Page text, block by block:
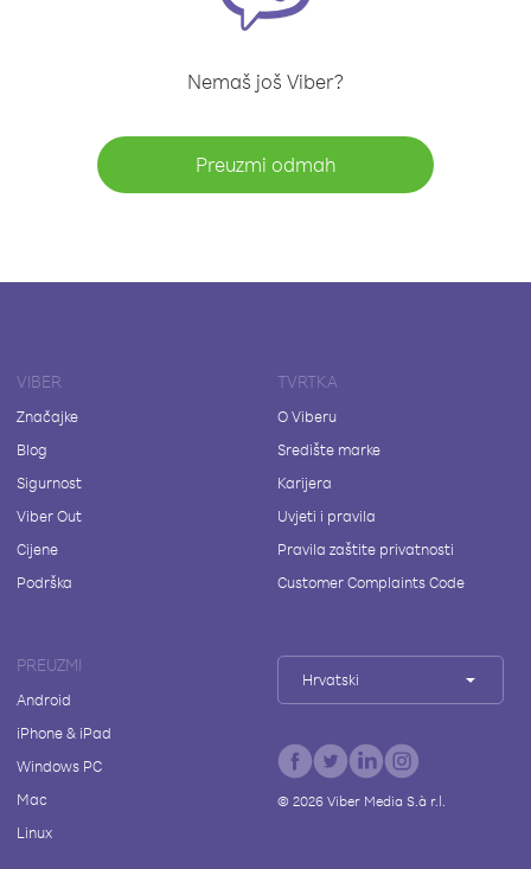
Nemaš još Viber?
Preuzmi odmah
VIBER
Značajke
Blog
Sigurnost
Viber Out
Cijene
Podrška
TVRTKA
O Viberu
Središte marke
Karijera
Uvjeti i pravila
Pravila zaštite privatnosti
Customer Complaints Code
PREUZMI
Android
iPhone & iPad
Windows PC
Mac
Linux
Hrvatski
© 2026Viber Media S.à r.l.